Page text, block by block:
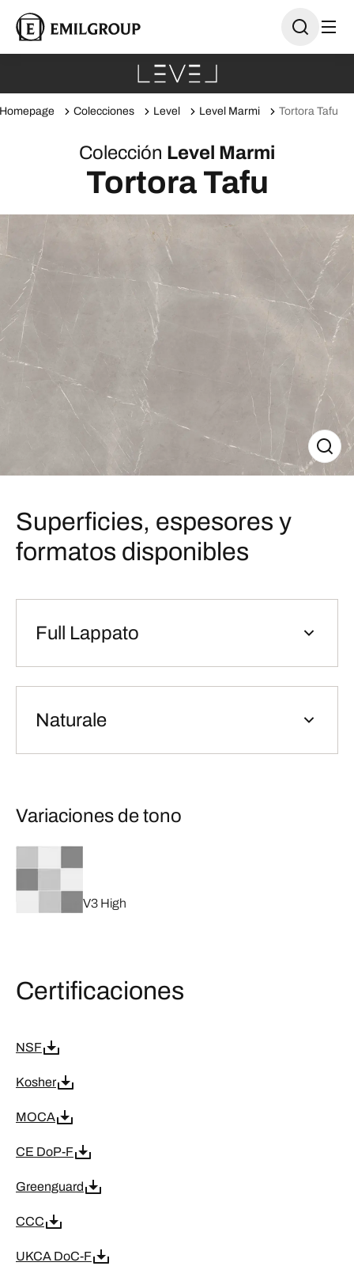
Homepage Colecciones Level Level Marmi Tortora Tafu
Colección Level Marmi
Tortora Tafu
Superficies, espesores y
formatos disponibles
Full Lappato
Naturale
Variaciones de tono
V3 High
Certificaciones
NSF
Kosher
MOCA
CE DoP-F
Greenguard
CCC
UKCA DoC-F